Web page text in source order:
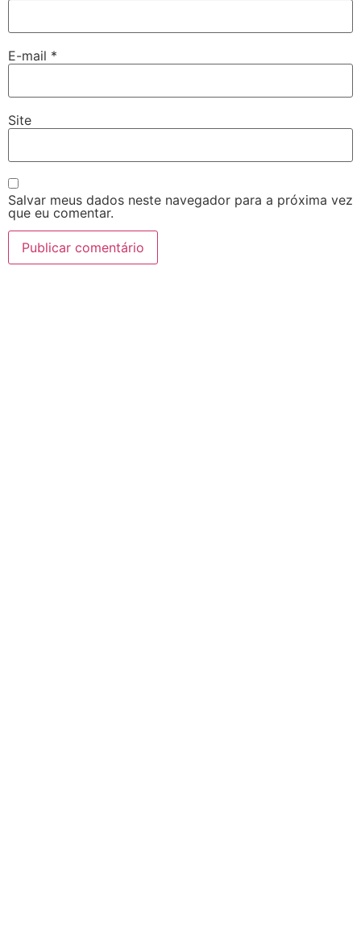
E-mail *
Site
Salvar meus dados neste navegador para a próxima vez
que eu comentar.